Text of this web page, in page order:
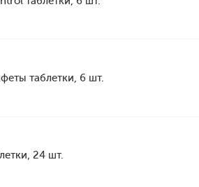
таблетки, 6 шт.
24 шт.